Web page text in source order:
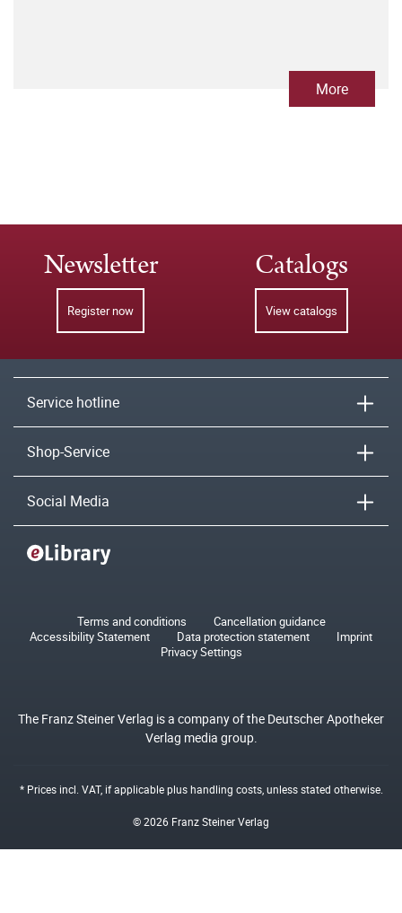
More
Newsletter
Register now
Catalogs
View catalogs
Service hotline
Shop-Service
Social Media
Terms and conditions
Cancellation guidance
Accessibility Statement
Data protection statement
Imprint
Privacy Settings
The Franz Steiner Verlag is a company of the Deutscher Apotheker
Verlag media group.
* Prices incl. VAT, if applicable plushandling costs, unless stated otherwise.
© 2026 Franz Steiner Verlag